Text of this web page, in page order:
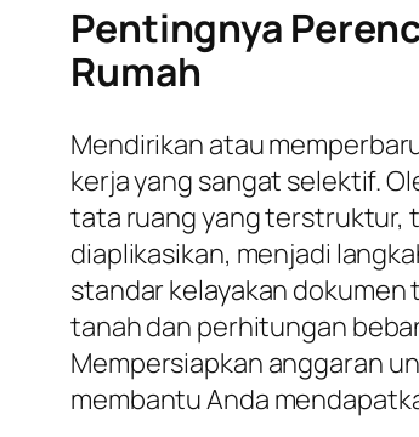
Pentingnya
Rumah
Mendirikan atau
kerja yang sangat selektif.
tata ruang yang terstruktur,
diaplikasikan, menjadi
standar kelayakan
tanah dan perhitungan
Mempersiapkan anggaran
membantu Anda